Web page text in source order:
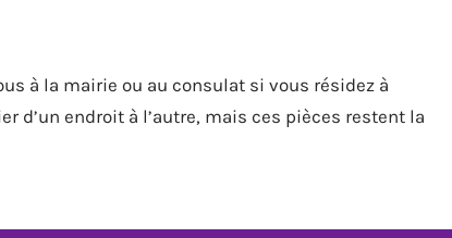
à la mairie ou au consulat si vous résidez à
d’un endroit à l’autre, mais ces pièces restent la